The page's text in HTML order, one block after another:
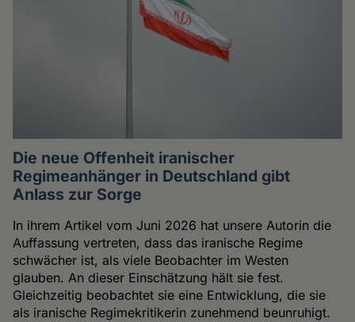
Die neue Offenheit iranischer
Regimeanhänger in Deutschland gibt
Anlass zur Sorge
In ihrem Artikel vom Juni 2026 hat unsere Autorin die
Auffassung vertreten, dass das iranische Regime
schwächer ist, als viele Beobachter im Westen
glauben. An dieser Einschätzung hält sie fest.
Gleichzeitig beobachtet sie eine Entwicklung, die sie
als iranische Regimekritikerin zunehmend beunruhigt.